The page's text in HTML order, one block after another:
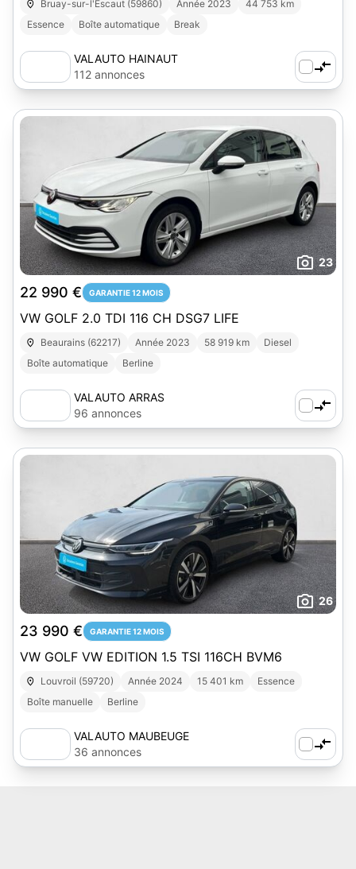
Bruay-sur-l'Escaut (59860) Année 2023
44 753 km
Essence
Boîte automatique Break
VALAUTO HAINAUT
112 annonces
23
22 990 € GARANTIE 12 MOIS
VW GOLF 2.0 TDI 116 CH DSG7 LIFE
Beaurains (62217) Année 2023 58 919 km
Diesel
Boîte automatique
Berline
VALAUTO ARRAS
96 annonces
26
23 990 € GARANTIE 12 MOIS
VW GOLF VW EDITION 1.5 TSI 116CH BVM6
Louvroil (59720) Année 2024 15 401 km
Essence
Boîte manuelle
Berline
VALAUTO MAUBEUGE
36 annonces